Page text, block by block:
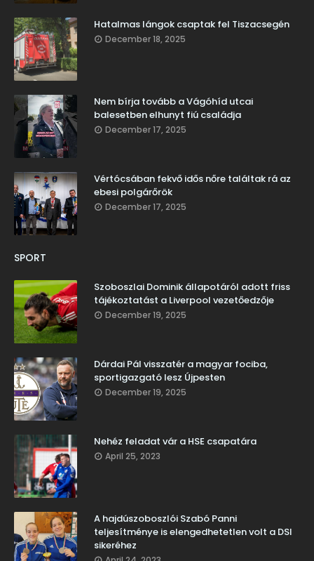
Hatalmas lángok csaptak fel Tiszacsegén
December 18, 2025
Nem bírja tovább a Vágóhíd utcai
balesetben elhunyt fiú családja
December 17, 2025
Vértócsában fekvő idős nőre találtak rá az
ebesi polgárőrök
December 17, 2025
SPORT
Szoboszlai Dominik állapotáról adott friss
tájékoztatást a Liverpool vezetőedzője
December 19, 2025
Dárdai Pál visszatér a magyar fociba,
sportigazgató lesz Újpesten
December 19, 2025
Nehéz feladat vár a HSE csapatára
April 25, 2023
A hajdúszoboszlói Szabó Panni
teljesítménye is elengedhetetlen volt a DSI
sikeréhez